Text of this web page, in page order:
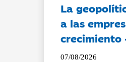
La
a las
crecimiento
07/08/2026